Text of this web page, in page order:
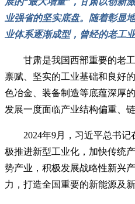
业强省的坚实底盘。随着彰显
业体系逐渐成型，曾经的老工
甘肃是我国西部重要的老
禀赋、坚实的工业基础和良好
色冶金、装备制造等底蕴深厚
发展一度面临产业结构偏重、
2024年9月，习近平总书
极推进新型工业化，加快传统
势产业，积极发展战略性新兴
力，打造全国重要的新能源及